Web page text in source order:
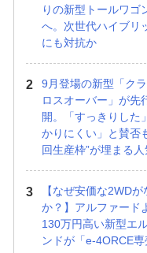
りの新型トールワゴ
へ。次世代ハイブリ
にも対抗か
9月登場の新型「ク
ロスオーバー」が先
開。「すっきりした
かりにくい」と賛否
回生産枠”が埋まる人
【なぜ安価な2WD
か？】アルファード
130万円高い新型エ
ンドが「e-4ORCE